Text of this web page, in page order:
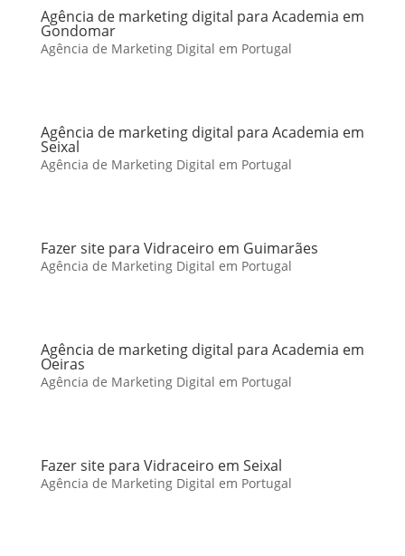
Agência de marketing digital para Academia em
Gondomar
Agência de Marketing Digital em Portugal
Agência de marketing digital para Academia em
Seixal
Agência de Marketing Digital em Portugal
Fazer site para Vidraceiro em Guimarães
Agência de Marketing Digital em Portugal
Agência de marketing digital para Academia em
Oeiras
Agência de Marketing Digital em Portugal
Fazer site para Vidraceiro em Seixal
Agência de Marketing Digital em Portugal